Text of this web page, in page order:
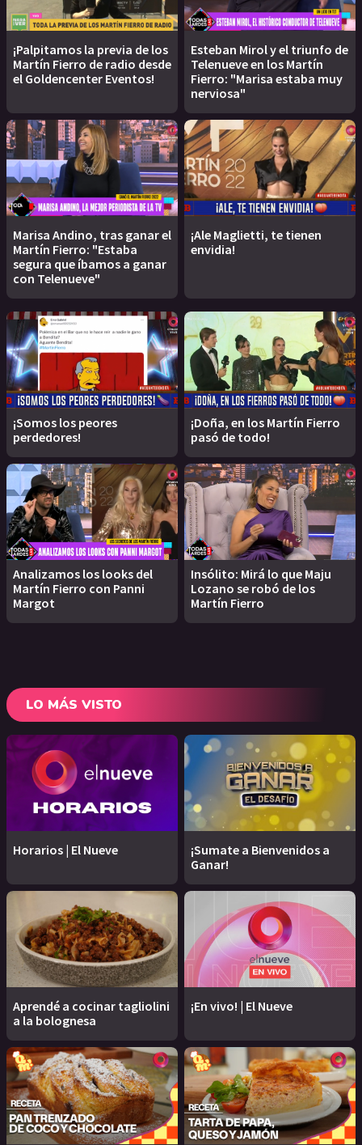
¡Palpitamos la previa de los
Martín Fierro de radio desde
el Goldencenter Eventos!
Esteban Mirol y el triunfo de
Telenueve en los Martín
Fierro: "Marisa estaba muy
nerviosa"
Marisa Andino, tras ganar el
Martín Fierro: "Estaba
segura que íbamos a ganar
con Telenueve"
¡Ale Maglietti, te tienen
envidia!
¡Somos los peores
perdedores!
¡Doña, en los Martín Fierro
pasó de todo!
Analizamos los looks del
Martín Fierro con Panni
Margot
Insólito: Mirá lo que Maju
Lozano se robó de los
Martín Fierro
LO MÁS VISTO
Horarios | El Nueve
¡Sumate a Bienvenidos a
Ganar!
Aprendé a cocinar tagliolini
a la bolognesa
¡En vivo! | El Nueve